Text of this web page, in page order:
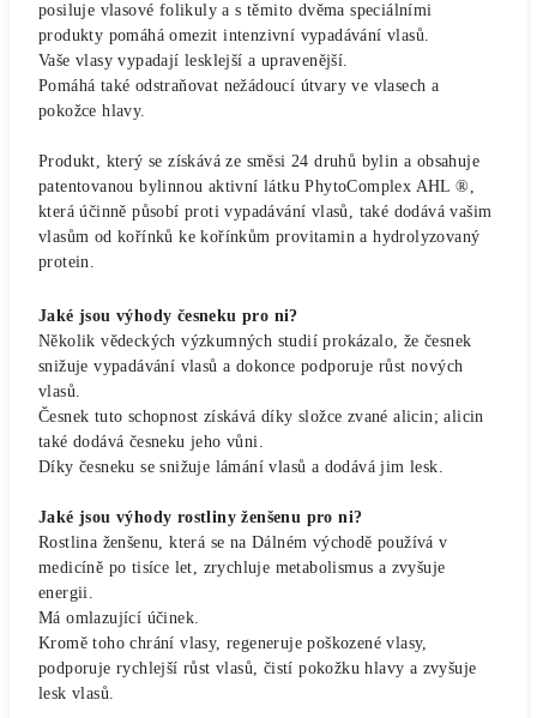
posiluje vlasové folikuly a s těmito dvěma speciálními
produkty pomáhá omezit intenzivní vypadávání vlasů.
Vaše vlasy vypadají lesklejší a upravenější.
Pomáhá také odstraňovat nežádoucí útvary ve vlasech a
pokožce hlavy.
Produkt, který se získává ze směsi 24 druhů bylin a obsahuje
patentovanou bylinnou aktivní látku PhytoComplex AHL ®,
která účinně působí proti vypadávání vlasů, také dodává vašim
vlasům od kořínků ke kořínkům provitamin a hydrolyzovaný
protein.
Jaké jsou výhody česneku pro ni?
Několik vědeckých výzkumných studií prokázalo, že česnek
snižuje vypadávání vlasů a dokonce podporuje růst nových
vlasů.
Česnek tuto schopnost získává díky složce zvané alicin; alicin
také dodává česneku jeho vůni.
Díky česneku se snižuje lámání vlasů a dodává jim lesk.
Jaké jsou výhody rostliny ženšenu pro ni?
Rostlina ženšenu, která se na Dálném východě používá v
medicíně po tisíce let, zrychluje metabolismus a zvyšuje
energii.
Má omlazující účinek.
Kromě toho chrání vlasy, regeneruje poškozené vlasy,
podporuje rychlejší růst vlasů, čistí pokožku hlavy a zvyšuje
lesk vlasů.